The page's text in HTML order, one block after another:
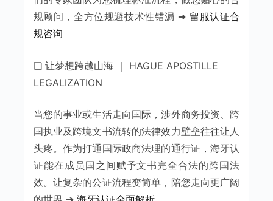
规顾问，全方位规避技术性错漏 ➔ 留服认证合
规咨询
❑ 让梦想跨越山海 ｜ HAGUE APOSTILLE
LEGALIZATION
当您的事业或生活走向国际，涉外商务投资、跨
国执业及跨境文书流转的法律效力壁垒往往让人
头疼。作为打通国际政商法理的通行证，海牙认
证能在成员国之间赋予文书完全合法的跨国法
效。让复杂的公证流程变简单，陪您走向更广阔